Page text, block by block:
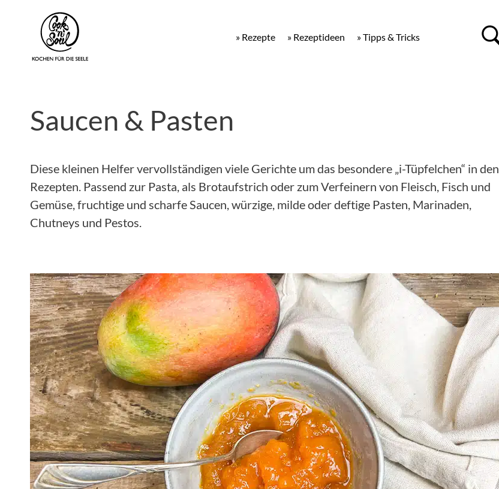
» Tipps & Tricks
» Rezeptideen
» Rezepte
Saucen & Pasten
Diese kleinen Helfer vervollständigen viele Gerichte um das besondere „i-Tüpfelchen“ in den
Rezepten. Passend zur Pasta, als Brotaufstrich oder zum Verfeinern von Fleisch, Fisch und
Gemüse, fruchtige und scharfe Saucen, würzige, milde oder deftige Pasten, Marinaden,
Chutneys und Pestos.